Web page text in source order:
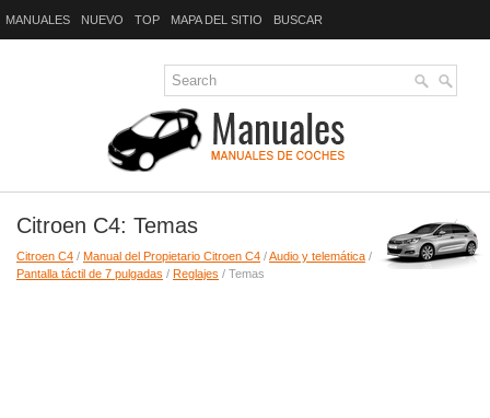
MANUALES NUEVO TOP MAPA DEL SITIO BUSCAR
Citroen C4: Temas
Citroen C4 / Manual del Propietario Citroen C4 /Audio y telemática /
Pantalla táctil de 7 pulgadas / Reglajes / Temas